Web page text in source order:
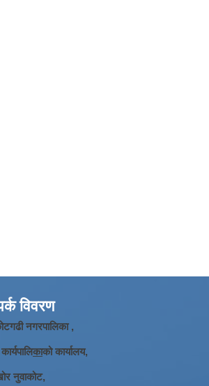
विवरण
नगरपालिका ,
काको कार्यालय,
नुवाकोट,